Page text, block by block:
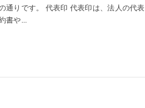
通りです。 代表印 代表印は、法人の代
書や...